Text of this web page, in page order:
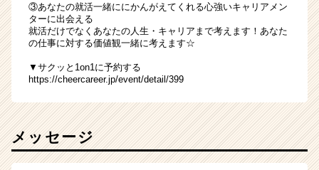
③あなたの就活一緒ににかんがえてくれる心強いキャリアメン
ターに出会える
就活だけでなくあなたの人生・キャリアまで考えます！あなた
の仕事に対する価値観一緒に考えます☆
▼サクッと1on1に予約する
https://cheercareer.jp/event/detail/399
メッセージ